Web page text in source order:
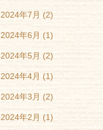
2024年7月 (2)
2024年6月 (1)
2024年5月 (2)
2024年4月 (1)
2024年3月 (2)
2024年2月 (1)